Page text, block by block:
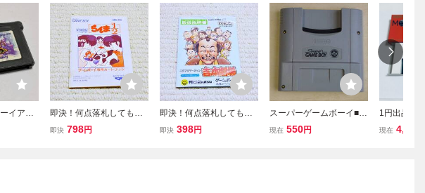
イアド
バケー
即決！何点落札しても送
料185円★GB らんま1/2
即決 798円
即決！何点落札しても送
料185円★GB 吉本劇
即決 398円
スーパーゲームボーイ■送
料185円■任天堂スーパー
現在 550円
1円出品
イアドバン
現在 4,544